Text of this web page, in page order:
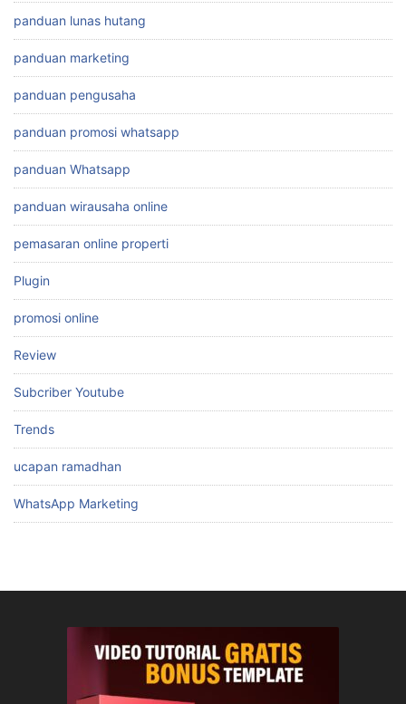
panduan lunas hutang
panduan marketing
panduan pengusaha
panduan promosi whatsapp
panduan Whatsapp
panduan wirausaha online
pemasaran online properti
Plugin
promosi online
Review
Subcriber Youtube
Trends
ucapan ramadhan
WhatsApp Marketing